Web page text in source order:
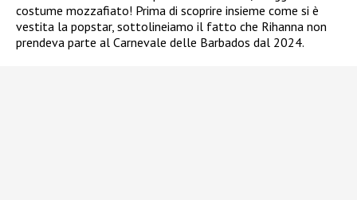
costume mozzafiato! Prima di scoprire insieme come si è
vestita la popstar, sottolineiamo il fatto che Rihanna non
prendeva parte al Carnevale delle Barbados dal 2024.